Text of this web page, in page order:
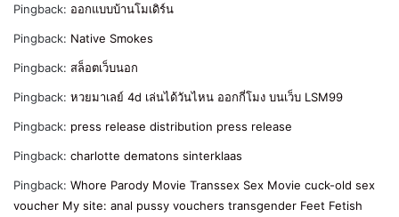
Pingback: ออกแบบบ้านโมเดิร์น
Pingback: Native Smokes
Pingback: สล็อตเว็บนอก
Pingback: หวยมาเลย์ 4d เล่นได้วันไหน ออกกี่โมง บนเว็บ LSM99
Pingback: press release distribution press release
Pingback: charlotte dematons sinterklaas
Pingback: Whore Parody Movie Transsex Sex Movie cuck-old sex
voucher My site: anal pussy vouchers transgender Feet Fetish